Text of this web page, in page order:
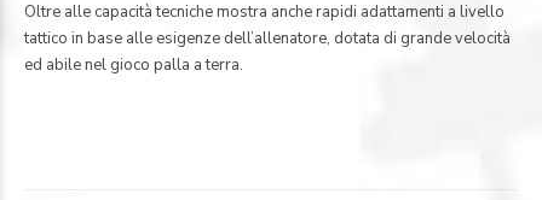
Oltre alle capacità tecniche mostra anche rapidi adattamenti a livello
tattico in base alle esigenze dell’allenatore, dotata di grande velocità
ed abile nel gioco palla a terra.